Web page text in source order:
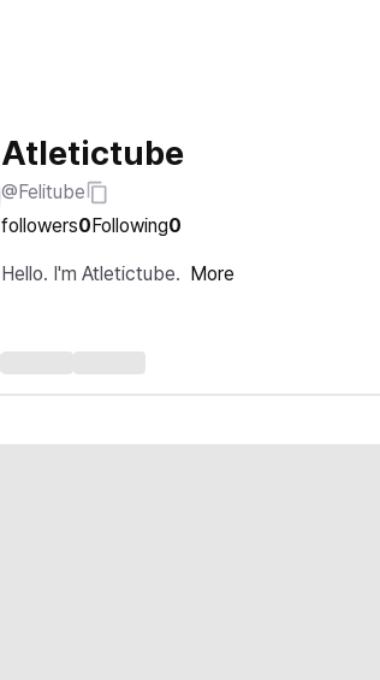
Atletictube
@Felitube
followers0Following0
Hello. I'm Atletictube. More